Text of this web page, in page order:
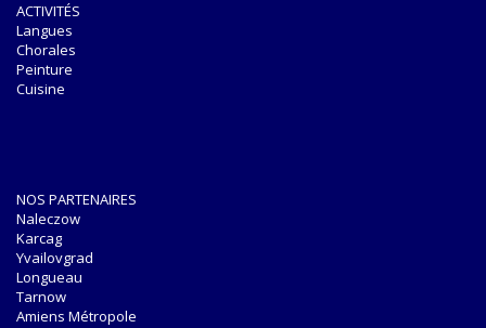
ACTIVITÉS
Langues
Chorales
Peinture
Cuisine
NOS PARTENAIRES
Naleczow
Karcag
Yvailovgrad
Longueau
Tarnow
Amiens Métropole